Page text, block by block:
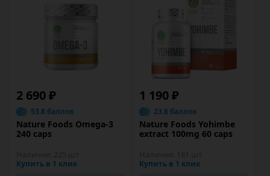
2 690 ₽
53.8 баллов
Nature Foods Omega-3
240 caps
Купить в 1 клик
1 190 ₽
23.8 баллов
Nature Foods Yohimbe
extract 100mg 60 caps
Купить в 1 клик